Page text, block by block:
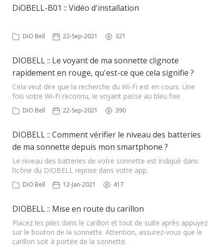
DiOBELL-B01 :: Vidéo d'installation
DiO Bell 22-Sep-2021 321
DIOBELL :: Le voyant de ma sonnette clignote
rapidement en rouge, qu'est-ce que cela signifie ?
Cela veut dire que la recherche du Wi-Fi est en cours. Une
fois votre Wi-Fi reconnu, le voyant passe au bleu fixe.
DiO Bell 22-Sep-2021 390
DIOBELL :: Comment vérifier le niveau des batteries
de ma sonnette depuis mon smartphone ?
Le niveau des batteries de votre sonnette est indiqué dans
l’icône du DIOBELL reprise dans votre app.
DiO Bell 12-Jan-2021 417
DIOBELL :: Mise en route du carillon
Placez les piles dans le carillon et tout de suite après appuyez
sur le bouton de la sonnette. Attention, assurez-vous que le
carillon soit à portée de la sonnette.